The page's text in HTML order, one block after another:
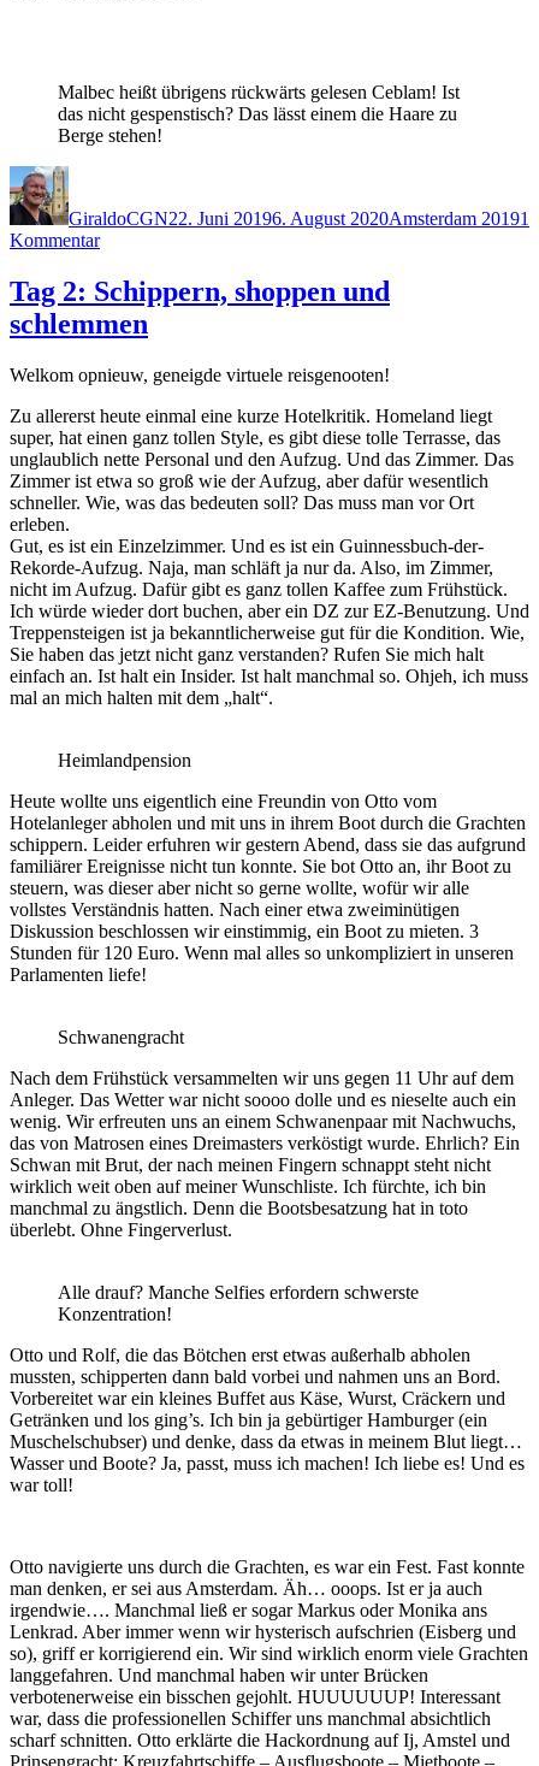
Malbec heißt übrigens rückwärts gelesen Ceblam! Ist
das nicht gespenstisch? Das lässt einem die Haare zu
Berge stehen!
Autor
GiraldoCGN22. Juni 20196. August 2020Amsterdam 20191
Kommentarzu
3:
Kultur,
Kommerz
ein
bisschen
Yoga
Tag 2: Schippern, shoppen und
schlemmen
Welkom opnieuw, geneigde virtuele reisgenooten!
Zu allererst heute einmal eine kurze Hotelkritik. Homeland liegt
super, hat einen ganz tollen Style, es gibt diese tolle Terrasse, das
unglaublich nette Personal und den Aufzug. Und das Zimmer. Das
Zimmer ist etwa so groß wie der Aufzug, aber dafür wesentlich
schneller. Wie, was das bedeuten soll? Das muss man vor Ort
erleben.
Gut, es ist ein Einzelzimmer. Und es ist ein Guinnessbuch-der-
Rekorde-Aufzug. Naja, man schläft ja nur da. Also, im Zimmer,
nicht im Aufzug. Dafür gibt es ganz tollen Kaffee zum Frühstück.
Ich würde wieder dort buchen, aber ein DZ zur EZ-Benutzung. Und
Treppensteigen ist ja bekanntlicherweise gut für die Kondition. Wie,
Sie haben das jetzt nicht ganz verstanden? Rufen Sie mich halt
einfach an. Ist halt ein Insider. Ist halt manchmal so. Ohjeh, ich muss
mal an mich halten mit dem „halt“.
Heimlandpension
Heute wollte uns eigentlich eine Freundin von Otto vom
Hotelanleger abholen und mit uns in ihrem Boot durch die Grachten
schippern. Leider erfuhren wir gestern Abend, dass sie das aufgrund
familiärer Ereignisse nicht tun konnte. Sie bot Otto an, ihr Boot zu
steuern, was dieser aber nicht so gerne wollte, wofür wir alle
vollstes Verständnis hatten. Nach einer etwa zweiminütigen
Diskussion beschlossen wir einstimmig, ein Boot zu mieten. 3
Stunden für 120 Euro. Wenn mal alles so unkompliziert in unseren
Parlamenten liefe!
Schwanengracht
Nach dem Frühstück versammelten wir uns gegen 11 Uhr auf dem
Anleger. Das Wetter war nicht soooo dolle und es nieselte auch ein
wenig. Wir erfreuten uns an einem Schwanenpaar mit Nachwuchs,
das von Matrosen eines Dreimasters verköstigt wurde. Ehrlich? Ein
Schwan mit Brut, der nach meinen Fingern schnappt steht nicht
wirklich weit oben auf meiner Wunschliste. Ich fürchte, ich bin
manchmal zu ängstlich. Denn die Bootsbesatzung hat in toto
überlebt. Ohne Fingerverlust.
Alle drauf? Manche Selfies erfordern schwerste
Konzentration!
Otto und Rolf, die das Bötchen erst etwas außerhalb abholen
mussten, schipperten dann bald vorbei und nahmen uns an Bord.
Vorbereitet war ein kleines Buffet aus Käse, Wurst, Cräckern und
Getränken und los ging’s. Ich bin ja gebürtiger Hamburger (ein
Muschelschubser) und denke, dass da etwas in meinem Blut liegt…
Wasser und Boote? Ja, passt, muss ich machen! Ich liebe es! Und es
war toll!
Otto navigierte uns durch die Grachten, es war ein Fest. Fast konnte
man denken, er sei aus Amsterdam. Äh… ooops. Ist er ja auch
irgendwie…. Manchmal ließ er sogar Markus oder Monika ans
Lenkrad. Aber immer wenn wir hysterisch aufschrien (Eisberg und
so), griff er korrigierend ein. Wir sind wirklich enorm viele Grachten
langgefahren. Und manchmal haben wir unter Brücken
verbotenerweise ein bisschen gejohlt. HUUUUUUP! Interessant
war, dass die professionellen Schiffer uns manchmal absichtlich
scharf schnitten. Otto erklärte die Hackordnung auf Ij, Amstel und
Prinsengracht: Kreuzfahrtschiffe – Ausflugsboote – Mietboote –